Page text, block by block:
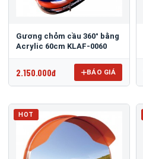
Gương chỏm cầu 360° bằng
Acrylic 60cm KLAF-0060
2.150.000đ BÁO GIÁ
HOT